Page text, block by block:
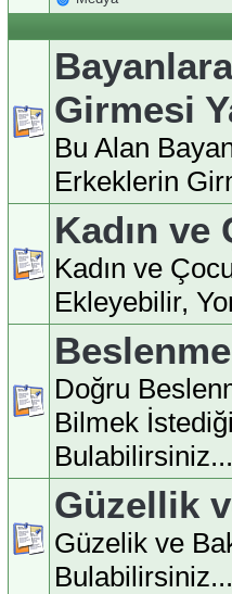
Girmesi
Bu Alan
Erkeklerin
Kadın ve
Kadın ve
Ekleyebilir,
Doğru
Bilmek
Bulabilirsiniz...
Güzellik
Güzelik ve
Bulabilirsiniz...